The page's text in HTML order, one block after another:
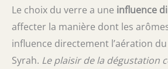
Le choix du verre a une influence
affecter la manière dont les
influence directement l’aération
Syrah. Le plaisir de la dégustation